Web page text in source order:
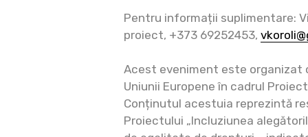
Pentru informații suplimentare:
proiect, +373 69252453,
Acest eveniment este organizat
Uniunii Europene în cadrul
Conținutul acestuia reprezintă
Proiectului „Incluziunea